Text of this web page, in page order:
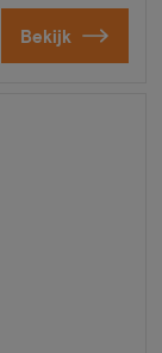
Bekijk